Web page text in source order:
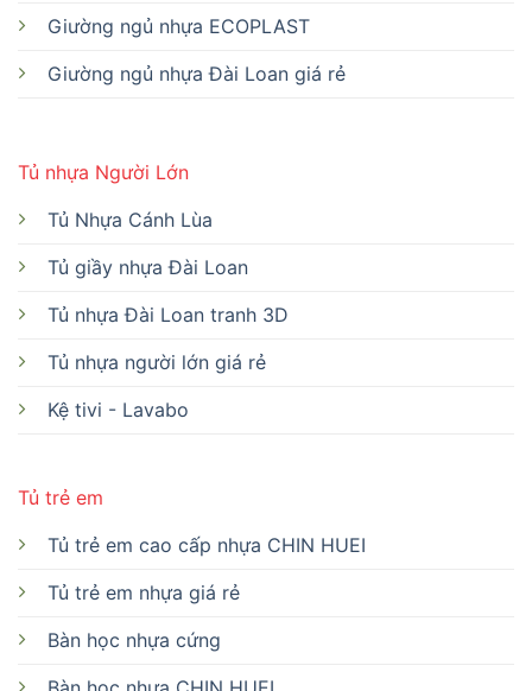
Tủ nhựa Người Lớn
Tủ Nhựa Cánh Lùa
Tủ giầy nhựa Đài Loan
Tủ nhựa Đài Loan tranh 3D
Tủ nhựa người lớn giá rẻ
Kệ tivi - Lavabo
Tủ trẻ em
Tủ trẻ em cao cấp nhựa CHIN HUEI
Tủ trẻ em nhựa giá rẻ
Bàn học nhựa cứng
Giường ngủ nhựa ECOPLAST
Giường ngủ nhựa Đài Loan giá rẻ